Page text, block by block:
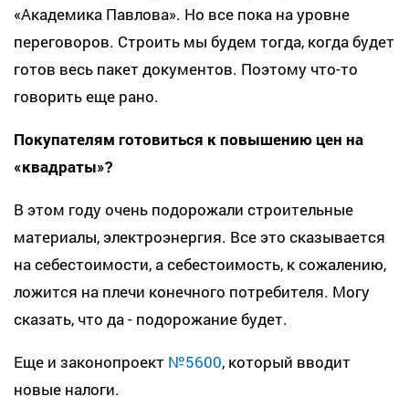
«Академика Павлова». Но все пока на уровне
переговоров. Строить мы будем тогда, когда будет
готов весь пакет документов. Поэтому что-то
говорить еще рано.
Покупателям готовиться к повышению цен на
«квадраты»?
В этом году очень подорожали строительные
материалы, электроэнергия. Все это сказывается
на себестоимости, а себестоимость, к сожалению,
ложится на плечи конечного потребителя. Могу
сказать, что да - подорожание будет.
Еще и законопроект №5600, который вводит
новые налоги.